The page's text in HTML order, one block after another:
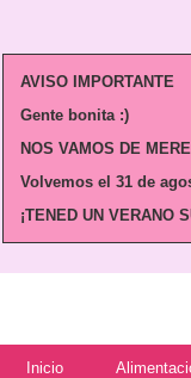
AVISO IMPORTANTE
Gente bonita :)
NOS VAMOS DE
Volvemos el 31 de
¡TENED UN VERANO
Inicio